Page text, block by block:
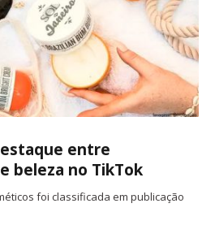
entre
beleza no TikTok
foi classificada em publicação